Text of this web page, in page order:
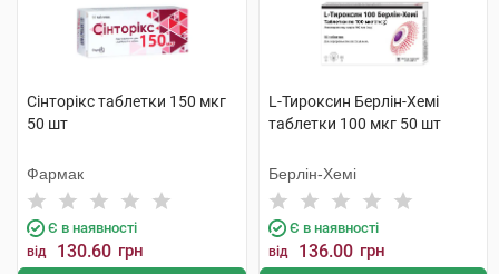
Сінторікс таблетки 150 мкг
50 шт
Фармак
Є в наявності
від 130.60 грн
L-Тироксин Берлін-Хемі
таблетки 100 мкг 50 шт
Берлін-Хемі
Є в наявності
від 136.00 грн